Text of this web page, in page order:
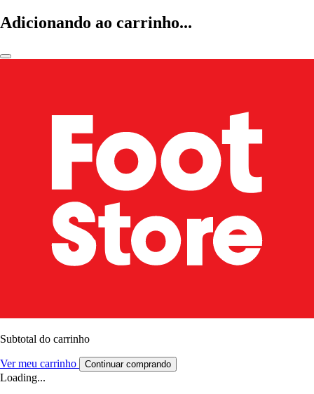
Adicionando ao carrinho...
Subtotal do carrinho
Ver meu carrinho Continuar comprando
Loading...